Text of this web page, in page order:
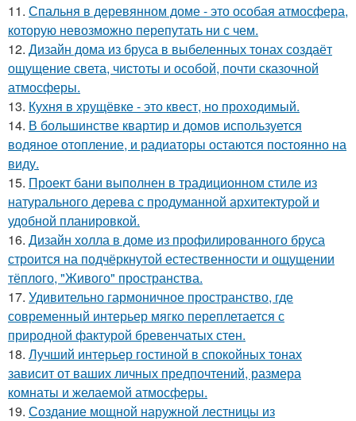
11. Спальня в деревянном доме - это особая атмосфера,
которую невозможно перепутать ни с чем.
12. Дизайн дома из бруса в выбеленных тонах создаёт
ощущение света, чистоты и особой, почти сказочной
атмосферы.
13. Кухня в хрущёвке - это квест, но проходимый.
14. В большинстве квартир и домов используется
водяное отопление, и радиаторы остаются постоянно на
виду.
15. Проект бани выполнен в традиционном стиле из
натурального дерева с продуманной архитектурой и
удобной планировкой.
16. Дизайн холла в доме из профилированного бруса
строится на подчёркнутой естественности и ощущении
тёплого, "Живого" пространства.
17. Удивительно гармоничное пространство, где
современный интерьер мягко переплетается с
природной фактурой бревенчатых стен.
18. Лучший интерьер гостиной в спокойных тонах
зависит от ваших личных предпочтений, размера
комнаты и желаемой атмосферы.
19. Создание мощной наружной лестницы из